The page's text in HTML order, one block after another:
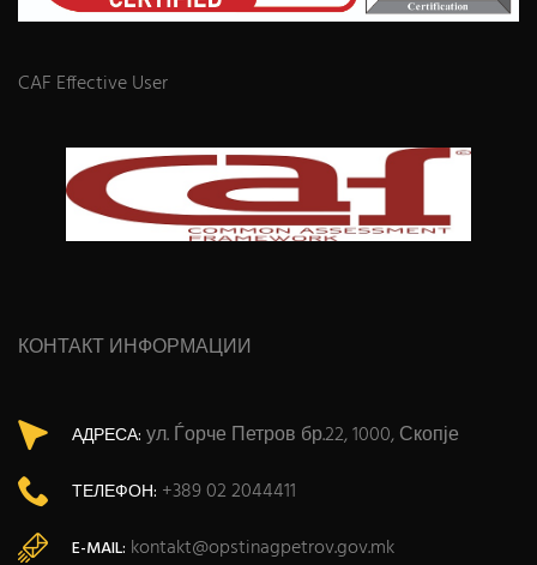
CAF Effective User
КОНТАКТ ИНФОРМАЦИИ
АДРЕСА: ул. Ѓорче Петров бр.22, 1000, Скопје
ТЕЛЕФОН: +389 02 2044411
E-MAIL: kontakt@opstinagpetrov.gov.mk